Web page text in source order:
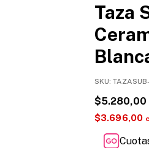
Taza
SKU:
$5.280,00
$3.696,00